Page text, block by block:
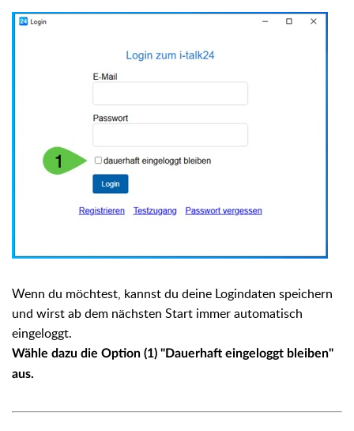
Wenn du möchtest, kannst du deine Logindaten speichern
und wirst ab dem nächsten Start immer automatisch
eingeloggt.
Wähle dazu die Option (1) "Dauerhaft eingeloggt bleiben"
aus.